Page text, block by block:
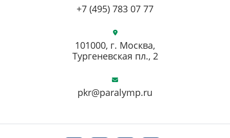
+7 (495) 783 07 77
pkr@paralymp.ru
101000, г. Москва,
Тургеневская пл., 2